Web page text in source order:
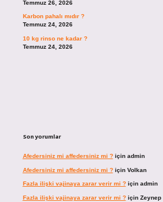
Temmuz 26, 2026
Karbon pahalı mıdır ?
Temmuz 24, 2026
10 kg rinso ne kadar ?
Temmuz 24, 2026
Son yorumlar
Afedersiniz mi affedersiniz mi ?için admin
Afedersiniz mi affedersiniz mi ?için Volkan
Fazla ilişki vajinaya zarar verir mi ?için admin
Fazla ilişki vajinaya zarar verir mi ?için Zeynep